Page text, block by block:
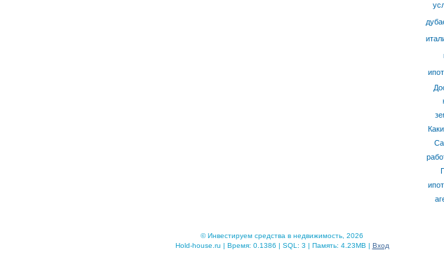
© Инвестируем средства в недвижимость, 2026
Hold-house.ru | Время: 0.1386 | SQL: 3 | Память: 4.23MB | Вход